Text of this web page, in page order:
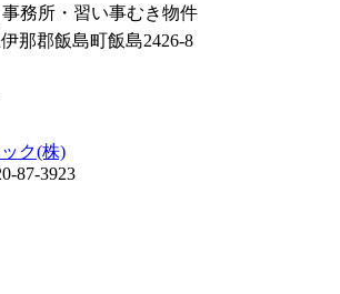
事務所・習い事むき物件
那郡飯島町飯島2426-8
ク(株)
87-3923